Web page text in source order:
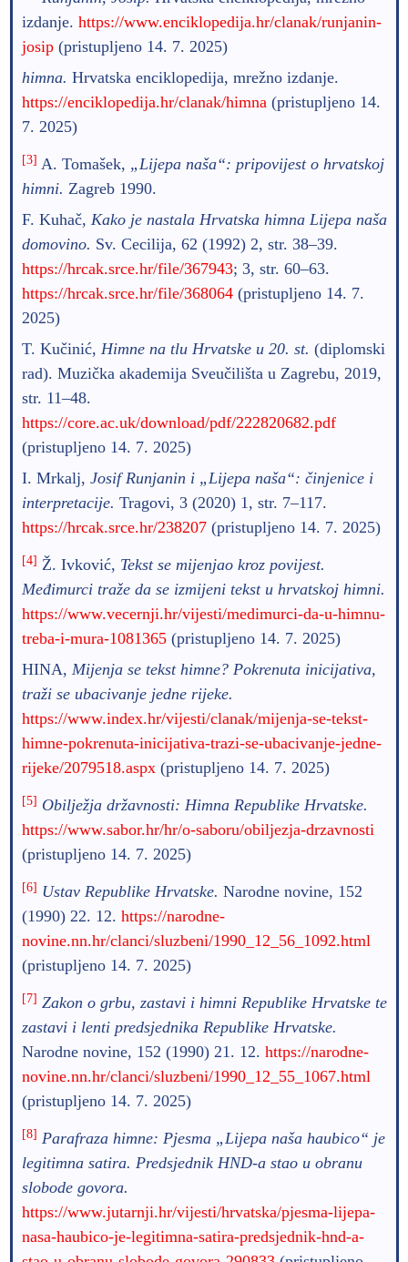
izdanje. https://www.enciklopedija.hr/clanak/runjanin-
josip(pristupljeno 14. 7. 2025)
himna. Hrvatska enciklopedija, mrežno izdanje.
https://enciklopedija.hr/clanak/himna(pristupljeno 14.
7. 2025)
[3] A. Tomašek, „Lijepa naša“: pripovijest o hrvatskoj
himni. Zagreb 1990.
F. Kuhač, Kako je nastala Hrvatska himna Lijepa naša
domovino. Sv. Cecilija, 62 (1992) 2, str. 38–39.
https://hrcak.srce.hr/file/367943; 3, str. 60–63.
https://hrcak.srce.hr/file/368064(pristupljeno 14. 7.
2025)
T. Kučinić, Himne na tlu Hrvatske u 20. st. (diplomski
rad). Muzička akademija Sveučilišta u Zagrebu, 2019,
str. 11–48.
https://core.ac.uk/download/pdf/222820682.pdf
(pristupljeno 14. 7. 2025)
I. Mrkalj, Josif Runjanin i „Lijepa naša“: činjenice i
interpretacije. Tragovi, 3 (2020) 1, str. 7–117.
https://hrcak.srce.hr/238207(pristupljeno 14. 7. 2025)
[4] Ž. Ivković, Tekst se mijenjao kroz povijest.
Međimurci traže da se izmijeni tekst u hrvatskoj himni.
https://www.vecernji.hr/vijesti/medimurci-da-u-himnu-
treba-i-mura-1081365(pristupljeno 14. 7. 2025)
HINA, Mijenja se tekst himne? Pokrenuta inicijativa,
traži se ubacivanje jedne rijeke.
https://www.index.hr/vijesti/clanak/mijenja-se-tekst-
himne-pokrenuta-inicijativa-trazi-se-ubacivanje-jedne-
rijeke/2079518.aspx(pristupljeno 14. 7. 2025)
[5] Obilježja državnosti: Himna Republike Hrvatske.
https://www.sabor.hr/hr/o-saboru/obiljezja-drzavnosti
(pristupljeno 14. 7. 2025)
[6] Ustav Republike Hrvatske. Narodne novine, 152
(1990) 22. 12. https://narodne-
novine.nn.hr/clanci/sluzbeni/1990_12_56_1092.html
(pristupljeno 14. 7. 2025)
[7] Zakon o grbu, zastavi i himni Republike Hrvatske te
zastavi i lenti predsjednika Republike Hrvatske.
Narodne novine, 152 (1990) 21. 12. https://narodne-
novine.nn.hr/clanci/sluzbeni/1990_12_55_1067.html
(pristupljeno 14. 7. 2025)
[8] Parafraza himne: Pjesma „Lijepa naša haubico“ je
legitimna satira. Predsjednik HND-a stao u obranu
slobode govora.
https://www.jutarnji.hr/vijesti/hrvatska/pjesma-lijepa-
nasa-haubico-je-legitimna-satira-predsjednik-hnd-a-